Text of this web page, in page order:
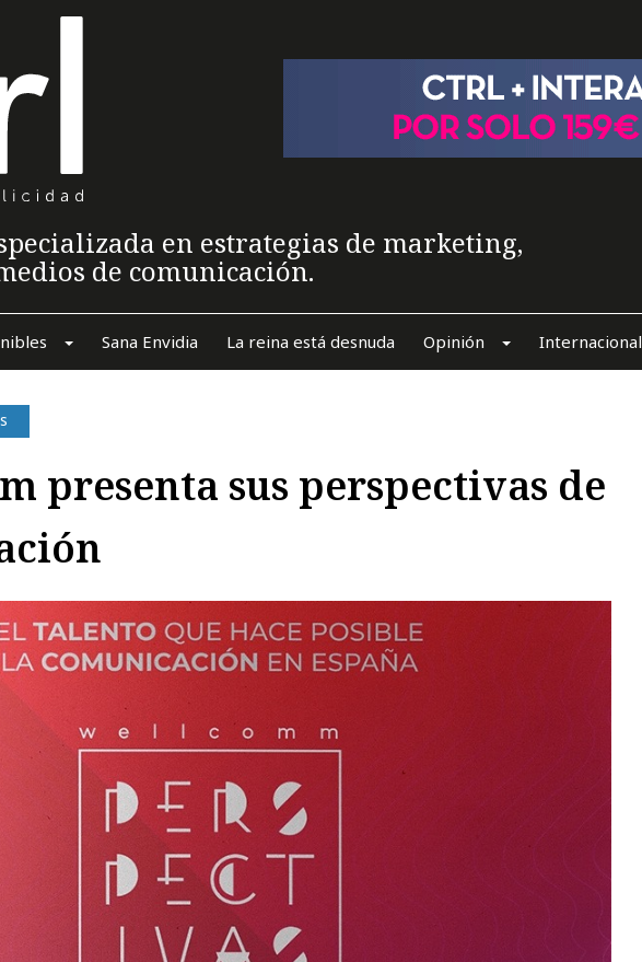
en estrategias de marketing,
de comunicación.
Sana Envidia La reina está desnuda Opinión Internacional
presenta sus perspectivas de